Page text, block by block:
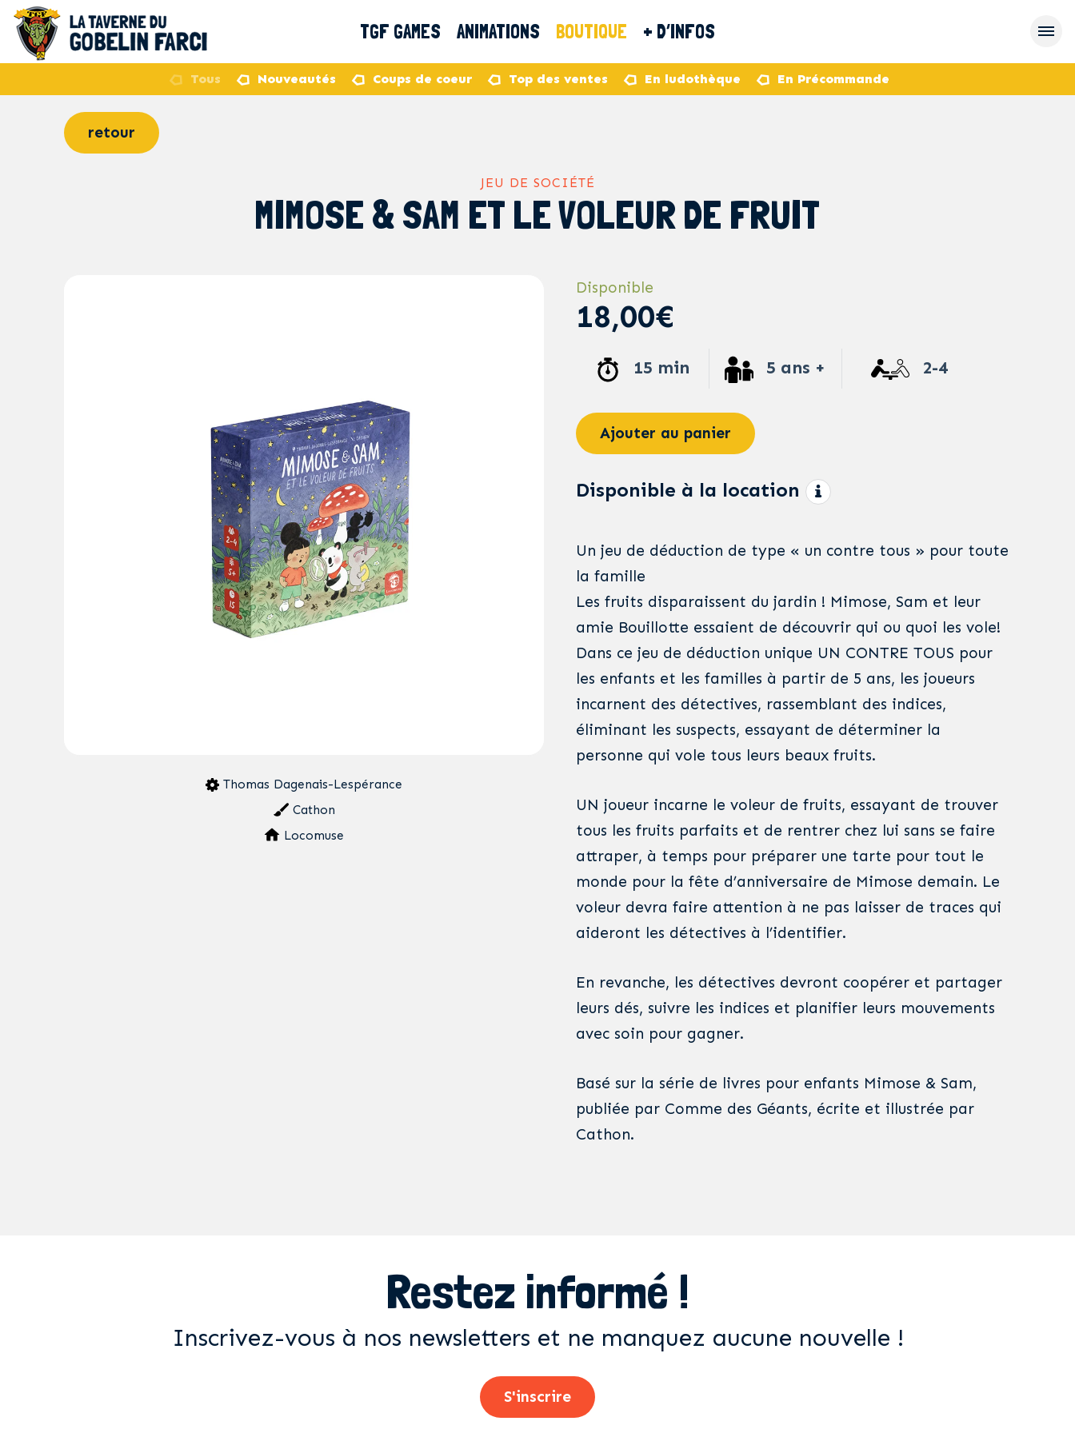
TGF GAMES ANIMATIONS BOUTIQUE + D’INFOS
Tous Nouveautés Coups de coeur Top des ventes En ludothèque En Précommande
retour
JEU DE SOCIÉTÉ
MIMOSE & SAM ET LE VOLEUR DE FRUIT
Thomas Dagenais-Lespérance
Cathon
Locomuse
Disponible
18,00€
15 min 5 ans + 2-4
Ajouter au panier
Disponible à la location
Un jeu de déduction de type « un contre tous » pour toute
la famille
Les fruits disparaissent du jardin ! Mimose, Sam et leur
amie Bouillotte essaient de découvrir qui ou quoi les vole!
Dans ce jeu de déduction unique UN CONTRE TOUS pour
les enfants et les familles à partir de 5 ans, les joueurs
incarnent des détectives, rassemblant des indices,
éliminant les suspects, essayant de déterminer la
personne qui vole tous leurs beaux fruits.
UN joueur incarne le voleur de fruits, essayant de trouver
tous les fruits parfaits et de rentrer chez lui sans se faire
attraper, à temps pour préparer une tarte pour tout le
monde pour la fête d’anniversaire de Mimose demain. Le
voleur devra faire attention à ne pas laisser de traces qui
aideront les détectives à l’identifier.
En revanche, les détectives devront coopérer et partager
leurs dés, suivre les indices et planifier leurs mouvements
avec soin pour gagner.
Basé sur la série de livres pour enfants Mimose & Sam,
publiée par Comme des Géants, écrite et illustrée par
Cathon.
Restez informé !
Inscrivez-vous à nos newsletters et ne manquez aucune nouvelle !
S'inscrire